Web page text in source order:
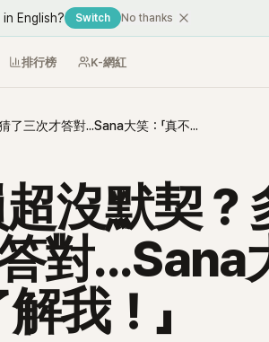
in English? Switch No thanks
排行榜 K-網紅
TWICE成員超沒默契？多賢猜了三次才答對...Sana大笑：「真不了解我！」
沒默契？
對...Sana
我！」